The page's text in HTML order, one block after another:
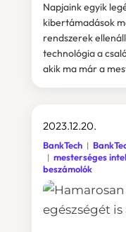
Napjaink egyik
kibertámadások
rendszerek
technológia a
akik ma már a
2023.12.20.
BankTech
mesterséges
beszámolók